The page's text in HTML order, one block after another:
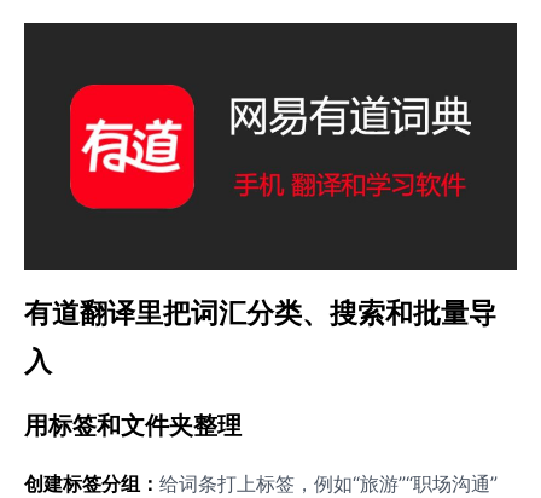
有道翻译里把词汇分类、搜索和批量导
入
用标签和文件夹整理
创建标签分组： 给词条打上标签，例如“旅游”“职场沟通”